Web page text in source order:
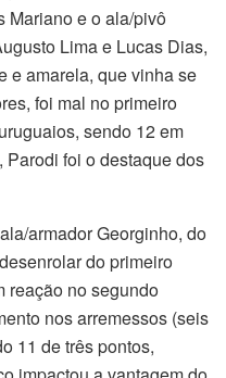
Mariano e o ala/pivô
Lima e Lucas Dias,
e amarela, que vinha se
foi mal no primeiro
sendo 12 em
foi o destaque dos
armador Georginho, do
do primeiro
reação no segundo
nos arremessos (seis
11 de três pontos,